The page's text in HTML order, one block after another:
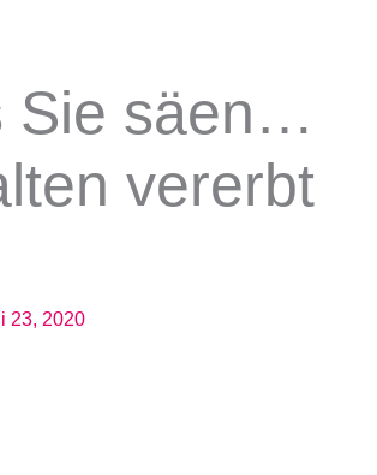
Sie säen…
vererbt
23, 2020